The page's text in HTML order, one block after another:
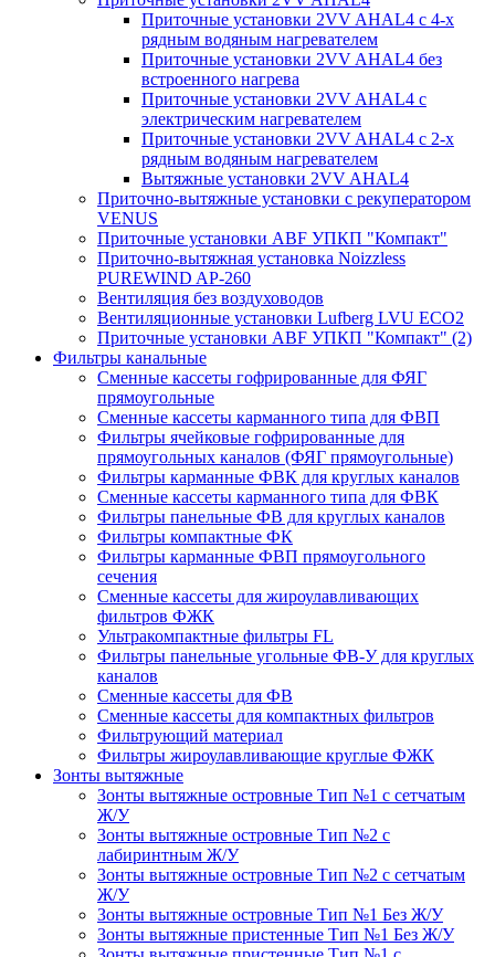
Приточные установки 2VV AHAL4 с 4-х
рядным водяным нагревателем
Приточные установки 2VV AHAL4 без
встроенного нагрева
Приточные установки 2VV AHAL4 с
электрическим нагревателем
Приточные установки 2VV AHAL4 с 2-х
рядным водяным нагревателем
Вытяжные установки 2VV AHAL4
Приточно-вытяжные установки с рекуператором
VENUS
Приточные установки ABF УПКП "Компакт"
Приточно-вытяжная установка Noizzless
PUREWIND AP-260
Вентиляция без воздуховодов
Вентиляционные установки Lufberg LVU ECO2
Приточные установки ABF УПКП "Компакт" (2)
Фильтры канальные
Сменные кассеты гофрированные для ФЯГ
прямоугольные
Сменные кассеты карманного типа для ФВП
Фильтры ячейковые гофрированные для
прямоугольных каналов (ФЯГ прямоугольные)
Фильтры карманные ФВК для круглых каналов
Сменные кассеты карманного типа для ФВК
Фильтры панельные ФВ для круглых каналов
Фильтры компактные ФК
Фильтры карманные ФВП прямоугольного
сечения
Сменные кассеты для жироулавливающих
фильтров ФЖК
Ультракомпактные фильтры FL
Фильтры панельные угольные ФВ-У для круглых
каналов
Сменные кассеты для ФВ
Сменные кассеты для компактных фильтров
Фильтрующий материал
Фильтры жироулавливающие круглые ФЖК
Зонты вытяжные
Зонты вытяжные островные Тип №1 с сетчатым
Ж/У
Зонты вытяжные островные Тип №2 с
лабиринтным Ж/У
Зонты вытяжные островные Тип №2 с сетчатым
Ж/У
Зонты вытяжные островные Тип №1 Без Ж/У
Зонты вытяжные пристенные Тип №1 Без Ж/У